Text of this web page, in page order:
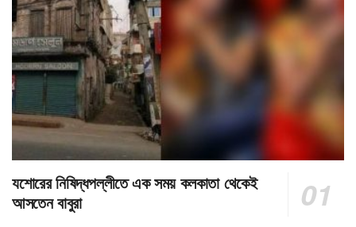
যশোরের নিষিদ্ধপল্লীতে এক সময় কলকাতা থেকেই
আসতেন বাবুরা